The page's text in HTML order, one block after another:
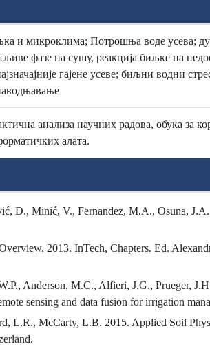
и микроклима; Потрошња воде усева;
фазе на сушу, реакција биљке на
гајене усеве; биљни водни
анализа научних радова, обука за
алата.
D., Minić, V., Fernandez, M.A., Osuna,
2013. InTech, Chapters. Ed.
Anderson, M.C., Alfieri, J.G., Prueger,
sensing and data fusion for irrigation
L.R., McCarty, L.B. 2015. Applied Soil